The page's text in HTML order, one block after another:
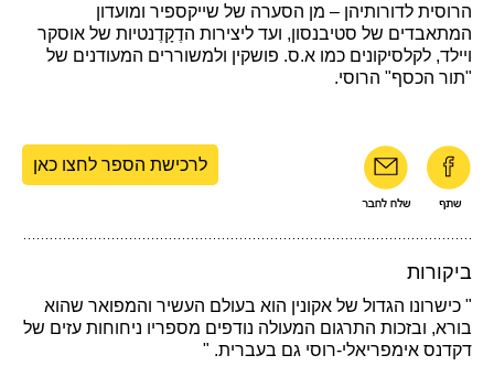
הרוסית לדורותיהן – מן הסערה של שייקספיר ומועדון
המתאבדים של סטיבנסון, ועד ליצירות הדֶקָדֶנטיות של אוסקר
ויילד, לקלסיקונים כמו א.ס. פושקין ולמשוררים המעודנים של
"תור הכסף" הרוסי.
לרכישת הספר לחצו כאן
ביקורות
" כישרונו הגדול של אקונין הוא בעולם העשיר והמפואר שהוא
בורא, ובזכות התרגום המעולה נודפים מספריו ניחוחות עזים של
דקדנס אימפריאלי-רוסי גם בעברית. "